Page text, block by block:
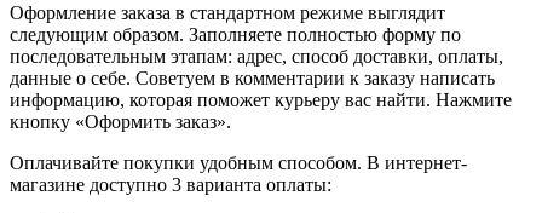
Оформление заказа в стандартном режиме выглядит
следующим образом. Заполняете полностью форму по
последовательным этапам: адрес, способ доставки, оплаты,
данные о себе. Советуем в комментарии к заказу написать
информацию, которая поможет курьеру вас найти. Нажмите
кнопку «Оформить заказ».
Оплачивайте покупки удобным способом. В интернет-
магазине доступно 3 варианта оплаты: